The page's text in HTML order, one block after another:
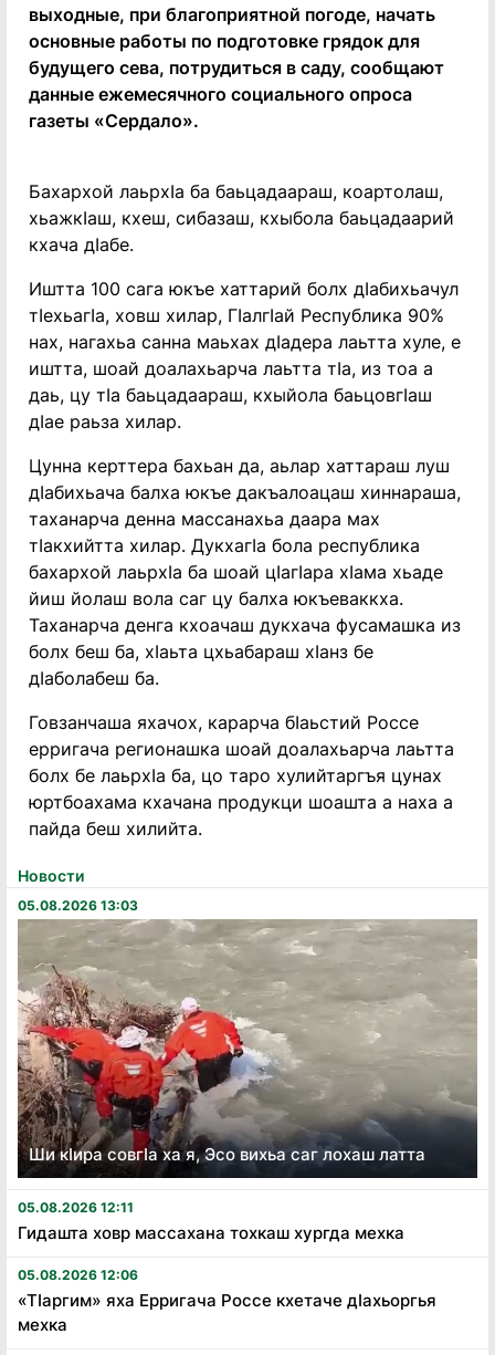
Новости
05.08.2026 13:03
Ши кӏира совгӏа ха я, Эсо вихьа саг лохаш латта
05.08.2026 12:11
Гидашта ховр массахана тохкаш хургда мехка
05.08.2026 12:06
«Тӏаргим» яха Ерригача Россе кхетаче дӏахьоргья
мехка
выходные, при благоприятной погоде, начать
основные работы по подготовке грядок для
будущего сева, потрудиться в саду, сообщают
данные ежемесячного социального опроса
газеты «Сердало».
Бахархой лаьрхIа ба баьцадаараш, коартолаш,
хьажкIаш, кхеш, сибазаш, кхыбола баьцадаарий
кхача дIабе.
Иштта 100 сага юкъе хаттарий болх дIабихьачул
тIехьагIа, ховш хилар, ГIалгIай Республика 90%
нах, нагахьа санна маьхах дIадера лаьтта хуле, е
иштта, шоай доалахьарча лаьтта тIа, из тоа а
даь, цу тIа баьцадаараш, кхыйола баьцовгIаш
дIае раьза хилар.
Цунна керттера бахьан да, аьлар хаттараш луш
дIабихьача балха юкъе дакъалоацаш хиннараша,
таханарча денна массанахьа даара мах
тIакхийтта хилар. ДукхагIа бола республика
бахархой лаьрхIа ба шоай цIагIара хIама хьаде
йиш йолаш вола саг цу балха юкъеваккха.
Таханарча денга кхоачаш дукхача фусамашка из
болх беш ба, хIаьта цхьабараш хIанз бе
дIаболабеш ба.
Говзанчаша яхачох, карарча бIаьстий Россе
ерригача регионашка шоай доалахьарча лаьтта
болх бе лаьрхIа ба, цо таро хулийтаргъя цунах
юртбоахама кхачана продукци шоашта а наха а
пайда беш хилийта.